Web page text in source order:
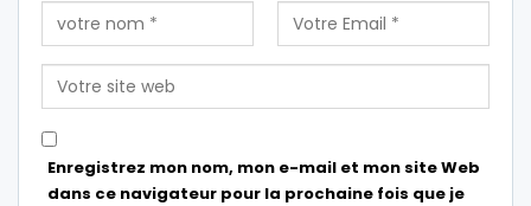
Enregistrez mon nom, mon e-mail et mon site Web
dans ce navigateur pour la prochaine fois que je